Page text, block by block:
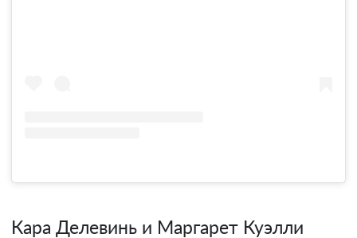
Кара Делевинь и Маргарет Куэлли